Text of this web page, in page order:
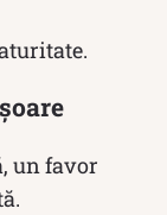
un favor